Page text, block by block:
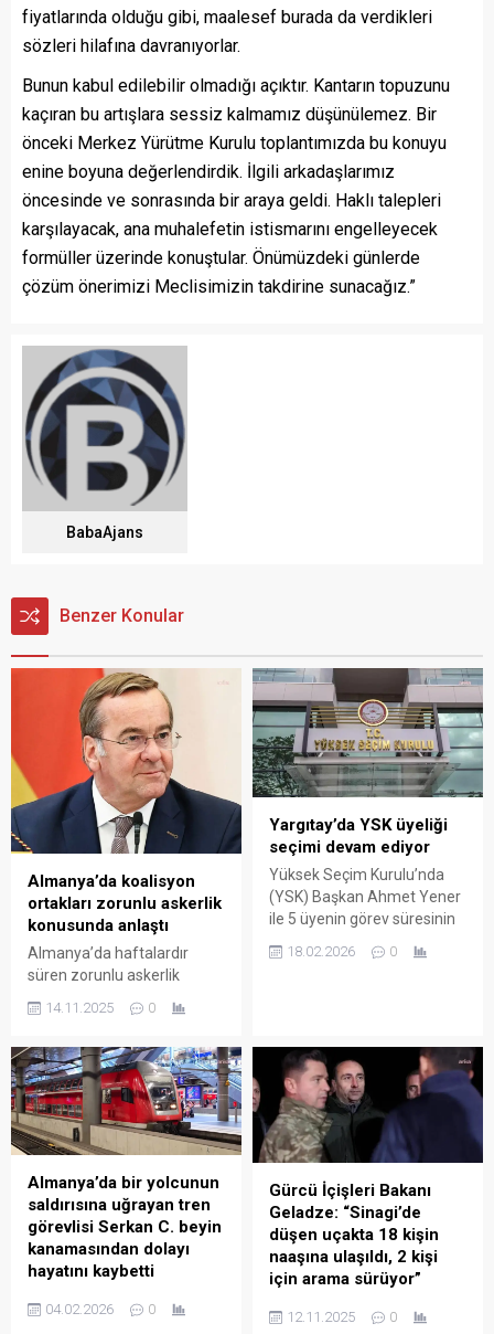
fiyatlarında olduğu gibi, maalesef burada da verdikleri
sözleri hilafına davranıyorlar.
Bunun kabul edilebilir olmadığı açıktır. Kantarın topuzunu
kaçıran bu artışlara sessiz kalmamız düşünülemez. Bir
önceki Merkez Yürütme Kurulu toplantımızda bu konuyu
enine boyuna değerlendirdik. İlgili arkadaşlarımız
öncesinde ve sonrasında bir araya geldi. Haklı talepleri
karşılayacak, ana muhalefetin istismarını engelleyecek
formüller üzerinde konuştular. Önümüzdeki günlerde
çözüm önerimizi Meclisimizin takdirine sunacağız.”
BabaAjans
Benzer Konular
Almanya’da koalisyon
ortakları zorunlu askerlik
konusunda anlaştı
Almanya’da haftalardır
süren zorunlu askerlik
ortakları Sosyal Demokrat
partileri (CDU/CSU)
uzlaşmaya vardı. Yeni
Askerlik Hizmet Yasası
kapsamında, 18 yaşına giren
tüm erkekler yeniden sağlık
ve uygunluk muayenesine
tabi tutulacak. Savunma
Bakanı Boris Pistorius,
koalisyon partilerinin
savunma uzmanlarıyla
yapılan toplantıda
anlaşmaya varıldığını
14.11.2025 0
Yargıtay’da YSK üyeliği
seçimi devam ediyor
Yüksek Seçim Kurulu’nda
(YSK) Başkan Ahmet Yener
ile 5 üyenin görev süresinin
Yargıtay’da 19 Ocak’ta
Danıştay kontenjanından
seçilen 3 üyesi ise belirlendi.
Yeni üyelerin tamamı
seçilene kadar eski üyeler
görevlerine devam ediyor.
11 üyeli YSK’da Başkan
Ahmet...
18.02.2026 0
Almanya’da bir yolcunun
saldırısına uğrayan tren
görevlisi Serkan C. beyin
kanamasından dolayı
hayatını kaybetti
Pfalz eyaletinde bilet
04.02.2026 0
Gürcü İçişleri Bakanı
Geladze: “Sinagi’de
düşen uçakta 18 kişin
naaşına ulaşıldı, 2 kişi
için arama sürüyor”
Geka Geladze, 20 askerin
12.11.2025 0